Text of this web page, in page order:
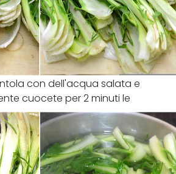
con dell'acqua salata e
cuocete per 2 minuti le